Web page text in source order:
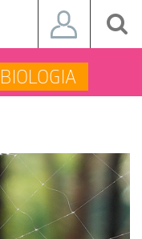
BIOLOGIA